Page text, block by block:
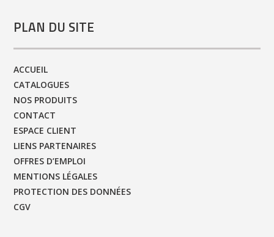
PLAN DU SITE
ACCUEIL
CATALOGUES
NOS PRODUITS
CONTACT
ESPACE CLIENT
LIENS PARTENAIRES
OFFRES D’EMPLOI
MENTIONS LÉGALES
PROTECTION DES DONNÉES
CGV